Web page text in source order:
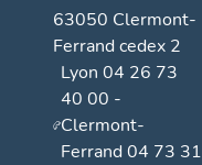
63050 Clermont-
Ferrand cedex 2
Lyon 04 26 73
40 00 -
Clermont-
Ferrand 04 73 31